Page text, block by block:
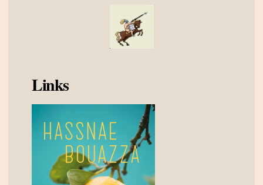
Links